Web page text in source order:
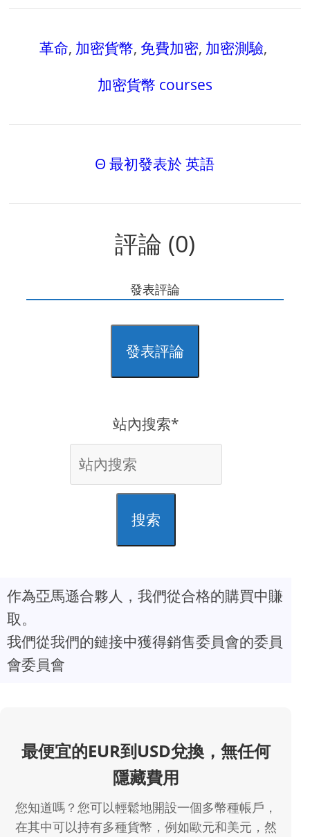
革命, 加密貨幣, 免費加密, 加密測驗,
加密貨幣 courses
Θ 最初發表於 英語
評論 (0)
發表評論
發表評論
站內搜索*
搜索
作為亞馬遜合夥人，我們從合格的購買中賺
取。
我們從我們的鏈接中獲得銷售委員會的委員
會委員會
最便宜的EUR到USD兌換，無任何
隱藏費用
您知道嗎？您可以輕鬆地開設一個多幣種帳戶，
在其中可以持有多種貨幣，例如歐元和美元，然